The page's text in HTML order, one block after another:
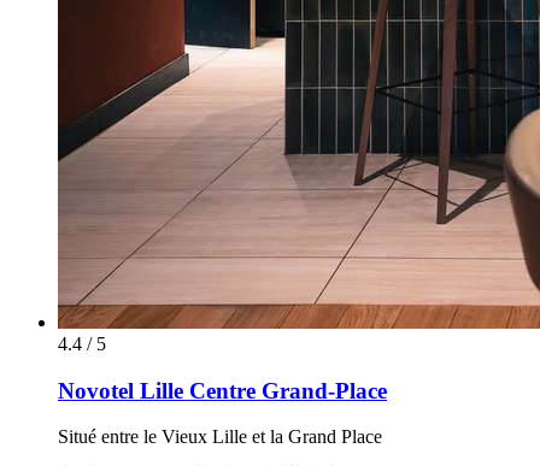
4.4 / 5
Novotel Lille Centre Grand-Place
Situé entre le Vieux Lille et la Grand Place